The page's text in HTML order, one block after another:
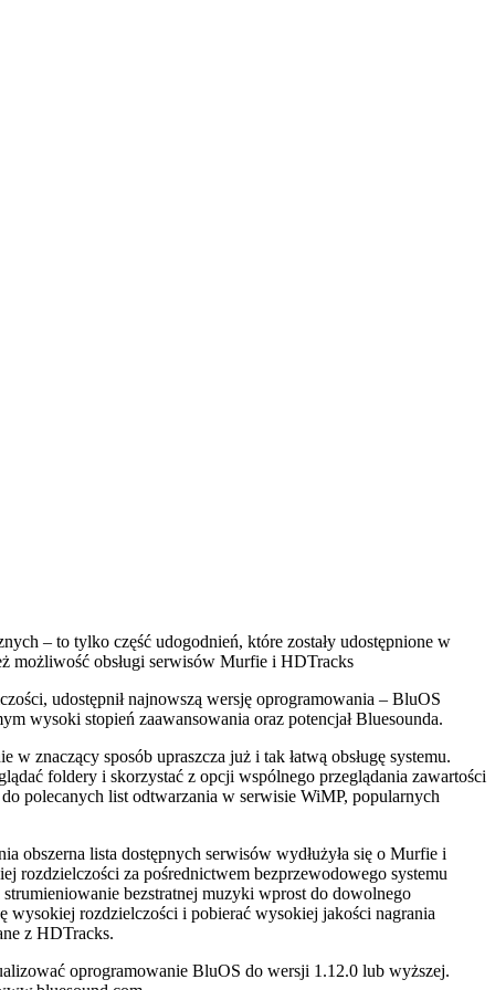
– to tylko część udogodnień, które zostały udostępnione w
możliwość obsługi serwisów Murfie i HDTracks
udostępnił najnowszą wersję oprogramowania – BluOS
wysoki stopień zaawansowania oraz potencjał Bluesounda.
znaczący sposób upraszcza już i tak łatwą obsługę systemu.
foldery i skorzystać z opcji wspólnego przeglądania zawartości
polecanych list odtwarzania w serwisie WiMP, popularnych
obszerna lista dostępnych serwisów wydłużyła się o Murfie i
za pośrednictwem bezprzewodowego systemu
bezstratnej muzyki wprost do dowolnego
wysokiej rozdzielczości i pobierać wysokiej jakości nagrania
z HDTracks.
oprogramowanie BluOS do wersji 1.12.0 lub wyższej.